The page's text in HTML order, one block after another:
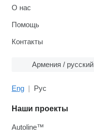
О нас
Помощь
Контакты
Армения / русский
Eng Рус
Наши проекты
Autoline™